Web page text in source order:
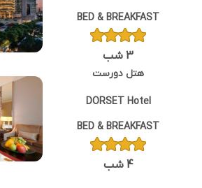
BED & BREAKFAST
3 شب
هتل دورست
DORSET Hotel
BED & BREAKFAST
4 شب